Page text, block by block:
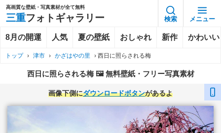
高画質な壁紙・写真素材が全て無料
三重フォトギャラリー 検索 メニュー
8月の開運 人気 夏の壁紙 おしゃれ 新作 かわいい
トップ › 津市 › かざはやの里 › 西日に照らされる梅
西日に照らされる梅 🖼️ 無料壁紙・フリー写真素材
画像下側にダウンロードボタンがあるよ